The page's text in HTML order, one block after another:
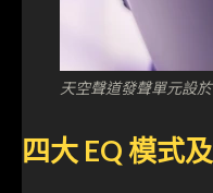
天空聲道發聲單元設
四大 EQ 模式